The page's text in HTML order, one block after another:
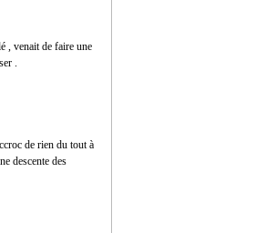
, venait de faire une
.
de rien du tout à
descente des